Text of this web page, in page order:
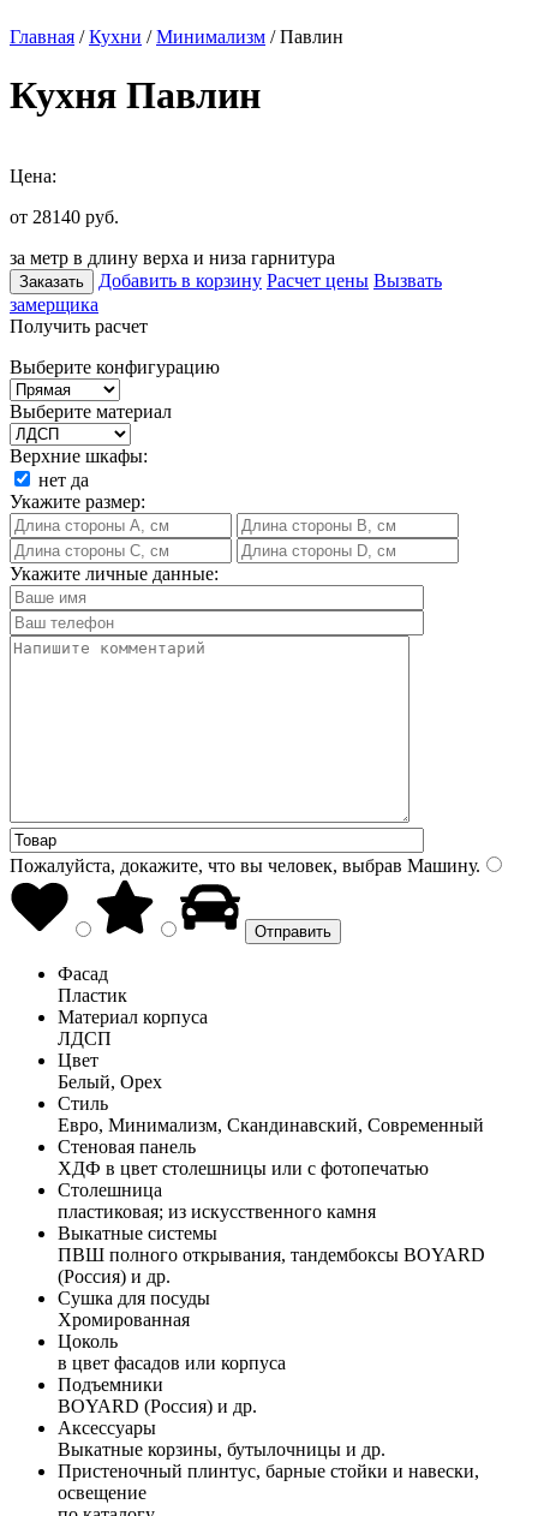
Главная /Кухни /Минимализм / Павлин
Кухня Павлин
Цена:
от 28140 руб.
за метр в длину верха и низа гарнитура
Заказать Добавить в корзину Расчет цены Вызвать
замерщика
Получить расчет
Выберите конфигурацию
Выберите материал
Верхние шкафы:
нет да
Укажите размер:
Укажите личные данные:
Пожалуйста, докажите, что вы человек, выбрав Машину.
Фасад
Пластик
Материал корпуса
ЛДСП
Цвет
Белый, Орех
Стиль
Евро, Минимализм, Скандинавский, Современный
Стеновая панель
ХДФ в цвет столешницы или с фотопечатью
Столешница
пластиковая; из искусственного камня
Выкатные системы
ПВШ полного открывания, тандембоксы BOYARD
(Россия) и др.
Сушка для посуды
Хромированная
Цоколь
в цвет фасадов или корпуса
Подъемники
BOYARD (Россия) и др.
Аксессуары
Выкатные корзины, бутылочницы и др.
Пристеночный плинтус, барные стойки и навески,
освещение